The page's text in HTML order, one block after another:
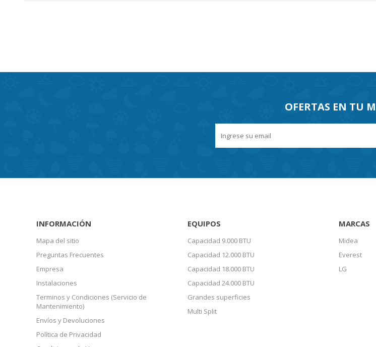
OFERTAS EN TU
INFORMACIÓN
Mapa del sitio
Preguntas Frecuentes
Empresa
Instalaciones
Terminos y Condiciones (Servicio de
Mantenimiento)
Envíos y Devoluciones
Política de Privacidad
EQUIPOS
Capacidad 9.000 BTU
Capacidad 12.000 BTU
Capacidad 18.000 BTU
Capacidad 24.000 BTU
Grandes superficies
Multi Split
MARCAS
Midea
Everest
LG